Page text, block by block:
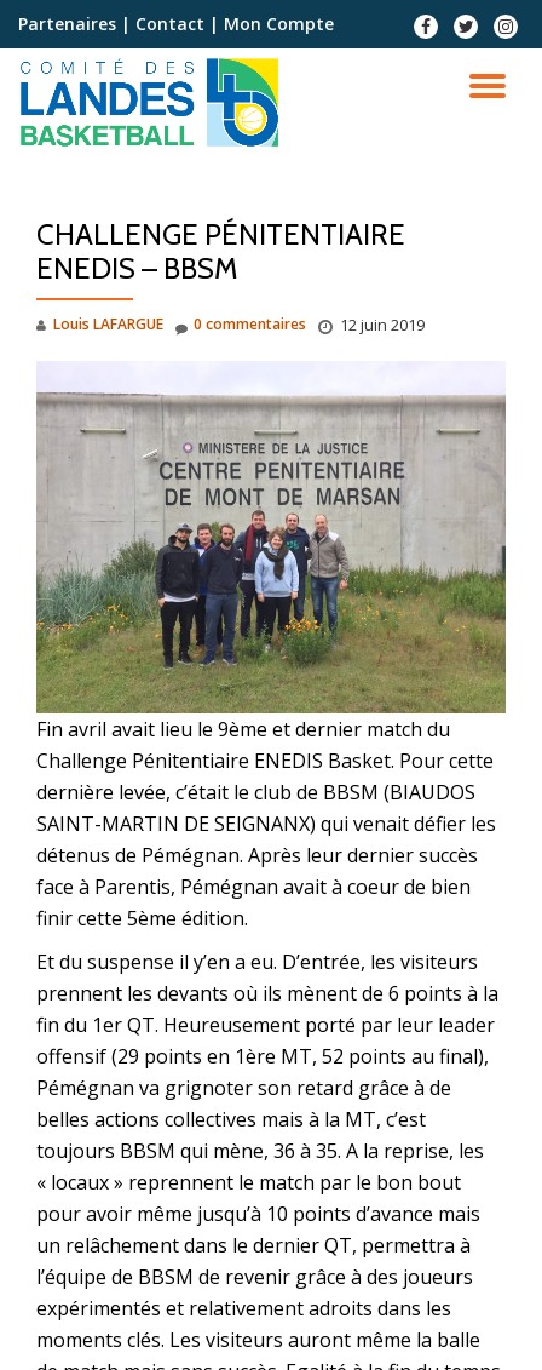
Aller
contenu
Partenaires | Contact | Mon Compte
CHALLENGE PÉNITENTIAIRE
ENEDIS – BBSM
Louis LAFARGUE 12 juin 2019
0 commentaires
Fin avril avait lieu le 9ème et dernier match du
Challenge Pénitentiaire ENEDIS Basket. Pour cette
dernière levée, c’était le club de BBSM (BIAUDOS
SAINT-MARTIN DE SEIGNANX) qui venait défier les
détenus de Pémégnan. Après leur dernier succès
face à Parentis, Pémégnan avait à coeur de bien
finir cette 5ème édition.
Et du suspense il y’en a eu. D’entrée, les visiteurs
prennent les devants où ils mènent de 6 points à la
fin du 1er QT. Heureusement porté par leur leader
offensif (29 points en 1ère MT, 52 points au final),
Pémégnan va grignoter son retard grâce à de
belles actions collectives mais à la MT, c’est
toujours BBSM qui mène, 36 à 35. A la reprise, les
« locaux » reprennent le match par le bon bout
pour avoir même jusqu’à 10 points d’avance mais
un relâchement dans le dernier QT, permettra à
l’équipe de BBSM de revenir grâce à des joueurs
expérimentés et relativement adroits dans les
moments clés. Les visiteurs auront même la balle